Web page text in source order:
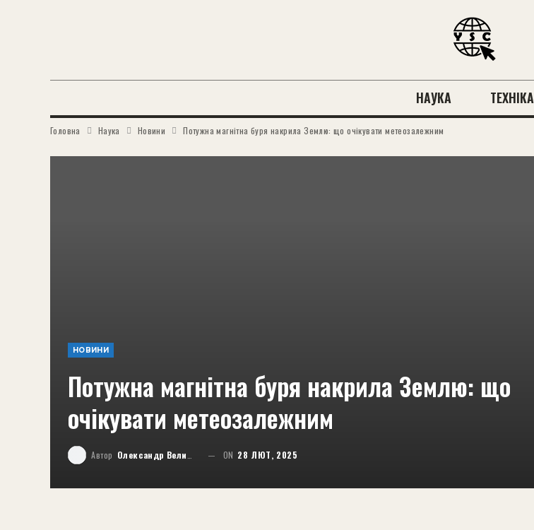
НАУКА ТЕХНІКА
Головна Наука Новини Потужна магнітна буря накрила Землю: що очікувати метеозалежним
НОВИНИ
Потужна магнітна буря накрила Землю: що
очікувати метеозалежним
Автор Олександр Великий ON 28 ЛЮТ, 2025